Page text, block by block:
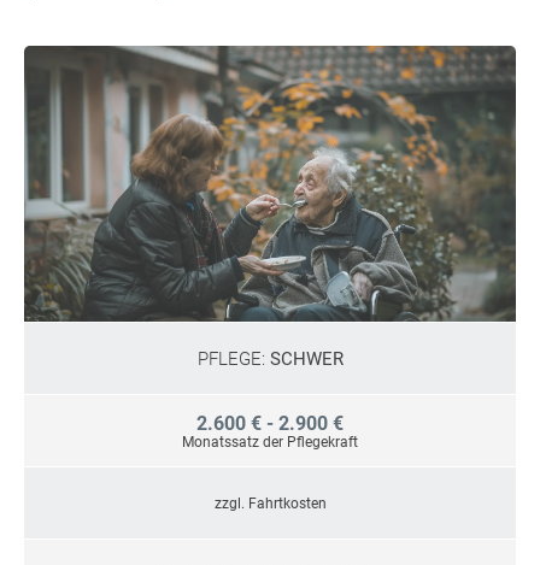
PFLEGE: SCHWER
2.600 € - 2.900 €
Monatssatz der Pflegekraft
zzgl. Fahrtkosten